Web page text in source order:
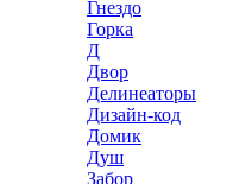
Гнездо
Горка
Д
Двор
Делинеаторы
Дизайн-код
Домик
Душ
Забор